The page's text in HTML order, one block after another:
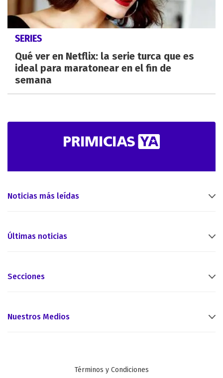
SERIES
Qué ver en Netflix: la serie turca que es
ideal para maratonear en el fin de
semana
Noticias más leídas
Últimas noticias
Secciones
Nuestros Medios
Términos y Condiciones